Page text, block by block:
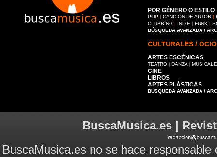
POR GÉNERO O ESTILO
POP | CANCIÓN DE AUTOR |
CLUBBING | INDIE | FUNK |
BÚSQUEDA AVANZADA /
CULTURALES / OCIO
ARTES ESCÉNICAS
TEATRO | DANZA |
CINE
LIBROS
ARTES PLÁSTICAS
BÚSQUEDA AVANZADA /
BuscaMusica.es |
BuscaMusica.es no se hace